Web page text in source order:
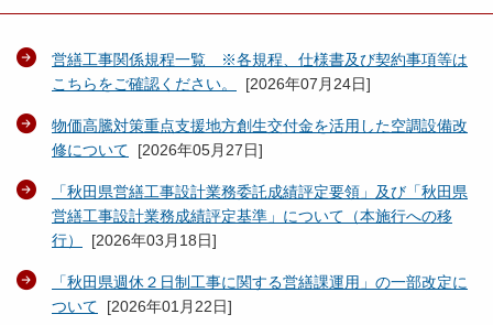
営繕工事関係規程一覧 ※各規程、仕様書及び契約事項等は
こちらをご確認ください。
[2026年07月24日]
物価高騰対策重点支援地方創生交付金を活用した空調設備改
修について [2026年05月27日]
「秋田県営繕工事設計業務委託成績評定要領」及び「秋田県
営繕工事設計業務成績評定基準」について（本施行への移
行）
[2026年03月18日]
「秋田県週休２日制工事に関する営繕課運用」の一部改定に
ついて [2026年01月22日]